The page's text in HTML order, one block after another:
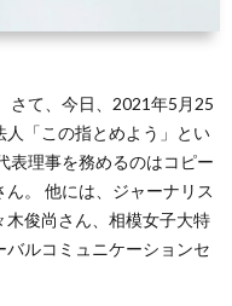
さて、今日、2021年5月25
人「この指とめよう」とい
表理事を務めるのはコピー
。 他には、ジャーナリス
木俊尚さん、相模女子大特
ルコミュニケーションセ